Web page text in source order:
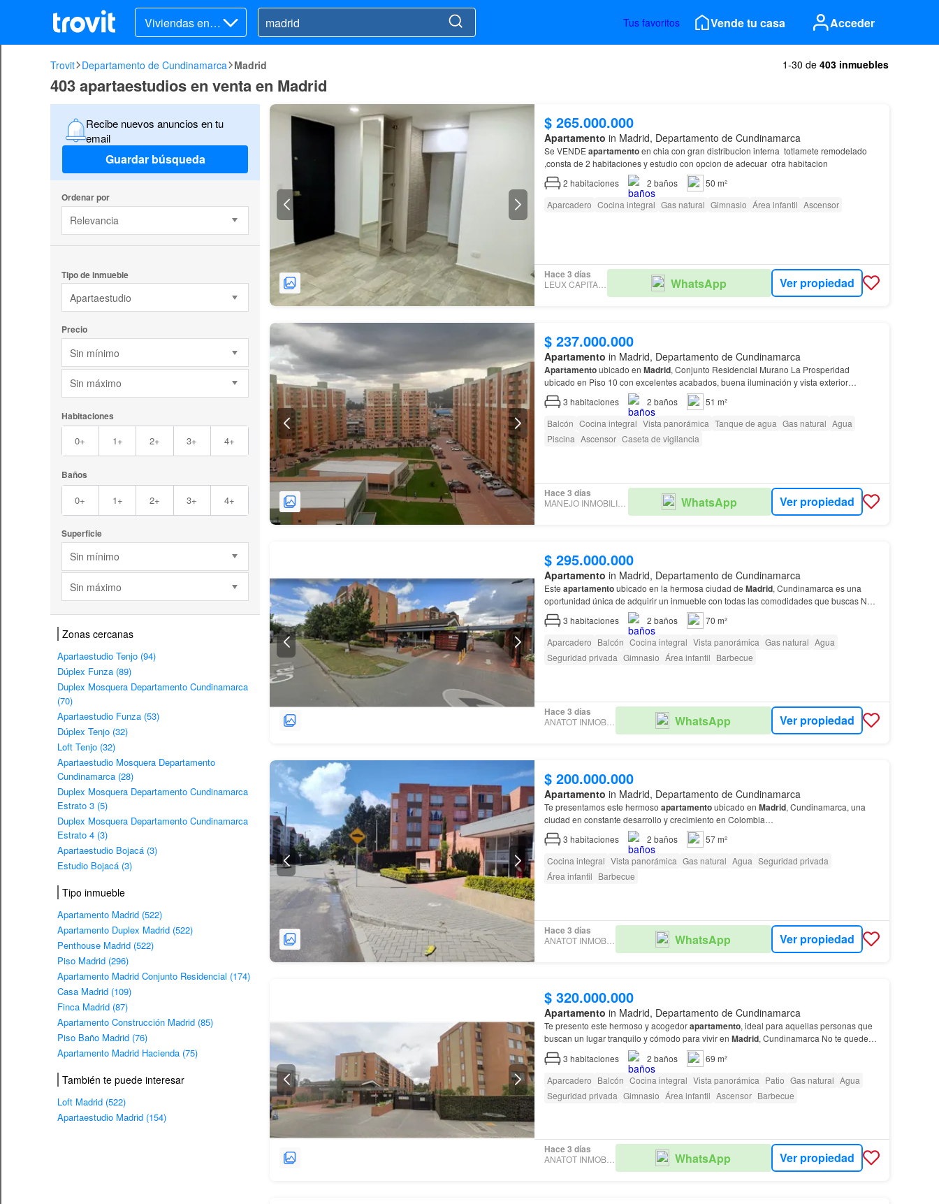
Viviendas en v
enta
Tus favoritos Vende tu casa Acceder
Trovit Departamento de Cundinamarca Madrid 1-30 de 403 inmuebles
403 apartaestudios en venta en Madrid
Recibe nuevos anuncios en tu
email
Guardar búsqueda
Ordenar por
Relevancia
Tipo de inmueble
Apartaestudio
Precio
Sin mínimo
Sin máximo
Habitaciones
0+ 1+ 2+ 3+ 4+
Baños
0+ 1+ 2+ 3+ 4+
Superficie
Sin mínimo
Sin máximo
Zonas cercanas
Apartaestudio Tenjo (94)
Dúplex Funza (89)
Duplex Mosquera Departamento Cundinamarca
(70)
Apartaestudio Funza (53)
Dúplex Tenjo (32)
Loft Tenjo (32)
Apartaestudio Mosquera Departamento
Cundinamarca (28)
Duplex Mosquera Departamento Cundinamarca
Estrato 3 (5)
Duplex Mosquera Departamento Cundinamarca
Estrato 4 (3)
Apartaestudio Bojacá (3)
Estudio Bojacá (3)
Tipo inmueble
Apartamento Madrid (522)
Apartamento Duplex Madrid (522)
Penthouse Madrid (522)
Piso Madrid (296)
Apartamento Madrid Conjunto Residencial (174)
Casa Madrid (109)
Finca Madrid (87)
Apartamento Construcción Madrid (85)
Piso Baño Madrid (76)
Apartamento Madrid Hacienda (75)
También te puede interesar
Loft Madrid (522)
Apartaestudio Madrid (154)
$ 265.000.000
Apartamento in Madrid, Departamento de Cundinamarca
Se VENDE apartamentoen chia con gran distribucion interna totlamete remodelado
,consta de 2 habitaciones y estudio con opcion de adecuar otra habitacion
2 habitaciones 2 baños
50 m²
Aparcadero Cocina integral Gas natural Gimnasio Área infantil Ascensor
Hace 3 días
LEUX CAPITAL SAS WhatsApp Ver propiedad
$ 237.000.000
Apartamento in Madrid, Departamento de Cundinamarca
Apartamentoubicado en Madrid, Conjunto Residencial Murano La Prosperidad
ubicado en Piso 10 con excelentes acabados, buena iluminación y vista exterior
Excelente ubicación con cercanía a centros comerciales como centro come…
3 habitaciones 2 baños
51 m²
Balcón Cocina integral Vista panorámica Tanque de agua Gas natural Agua
Piscina Ascensor Caseta de vigilancia
Hace 3 días
MANEJO INMOBILIARIO SAS WhatsApp Ver propiedad
$ 295.000.000
Apartamento in Madrid, Departamento de Cundinamarca
Este apartamentoubicado en la hermosa ciudad de Madrid, Cundinamarca es una
oportunidad única de adquirir un inmueble con todas las comodidades que buscas No
esperes más para adquirir este increíbleapartamento
3 habitaciones 2 baños
70 m²
Aparcadero Balcón Cocina integral Vista panorámica Gas natural Agua
Seguridad privada Gimnasio Área infantil Barbecue
Hace 3 días
ANATOT INMOBILIARIA WhatsApp Ver propiedad
$ 200.000.000
Apartamento in Madrid, Departamento de Cundinamarca
Te presentamos este hermoso apartamentoubicado en Madrid, Cundinamarca, una
ciudad en constante desarrollo y crecimiento en Colombia…
3 habitaciones 2 baños
57 m²
Cocina integral Vista panorámica Gas natural Agua Seguridad privada
Área infantil Barbecue
Hace 3 días
ANATOT INMOBILIARIA WhatsApp Ver propiedad
$ 320.000.000
Apartamento in Madrid, Departamento de Cundinamarca
Te presento este hermoso y acogedorapartamento, ideal para aquellas personas que
buscan un lugar tranquilo y cómodo para vivir en Madrid, Cundinamarca No te quedes
sin esta oportunidad de tener tu propio espacio en
3 habitaciones 2 baños
69 m²
Aparcadero Balcón Cocina integral Vista panorámica Patio Gas natural Agua
Seguridad privada Gimnasio Área infantil Ascensor Barbecue
Hace 3 días
ANATOT INMOBILIARIA WhatsApp Ver propiedad